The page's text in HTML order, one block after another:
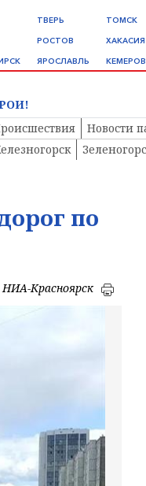
ТВЕРЬ
РОСТОВ
ЯРОСЛАВЛЬ
ТОМСК
ХАКАСИЯ
Новости
по
НИА-Красноярск